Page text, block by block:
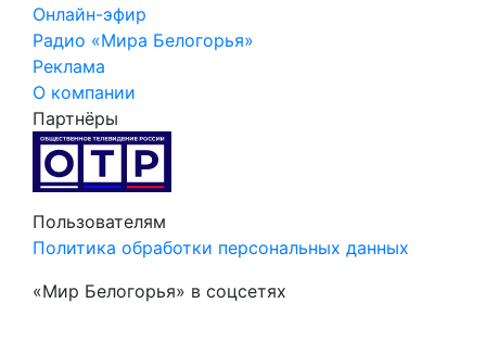
Онлайн-эфир
Радио «Мира Белогорья»
Реклама
О компании
Партнёры
Пользователям
Политика обработки персональных данных
«Мир Белогорья» в соцсетях